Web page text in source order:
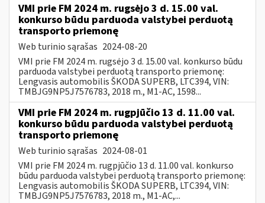
VMI prie FM 2024 m. rugsėjo 3 d. 15.00 val.
konkurso būdu parduoda valstybei perduotą
transporto priemonę
Web turinio sąrašas 2024-08-20
VMI prie FM 2024 m. rugsėjo 3 d. 15.00 val. konkurso būdu
parduoda valstybei perduotą transporto priemonę:
Lengvasis automobilis ŠKODA SUPERB, LTC394, VIN:
TMBJG9NP5J7576783, 2018 m., M1-AC, 1598...
VMI prie FM 2024 m. rugpjūčio 13 d. 11.00 val.
konkurso būdu parduoda valstybei perduotą
transporto priemonę
Web turinio sąrašas 2024-08-01
VMI prie FM 2024 m. rugpjūčio 13 d. 11.00 val. konkurso
būdu parduoda valstybei perduotą transporto priemonę:
Lengvasis automobilis ŠKODA SUPERB, LTC394, VIN:
TMBJG9NP5J7576783, 2018 m., M1-AC,...